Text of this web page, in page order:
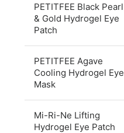
PETITFEE Black Pearl
& Gold Hydrogel Eye
Patch
PETITFEE Agave
Cooling Hydrogel Eye
Mask
Mi-Ri-Ne Lifting
Hydrogel Eye Patch